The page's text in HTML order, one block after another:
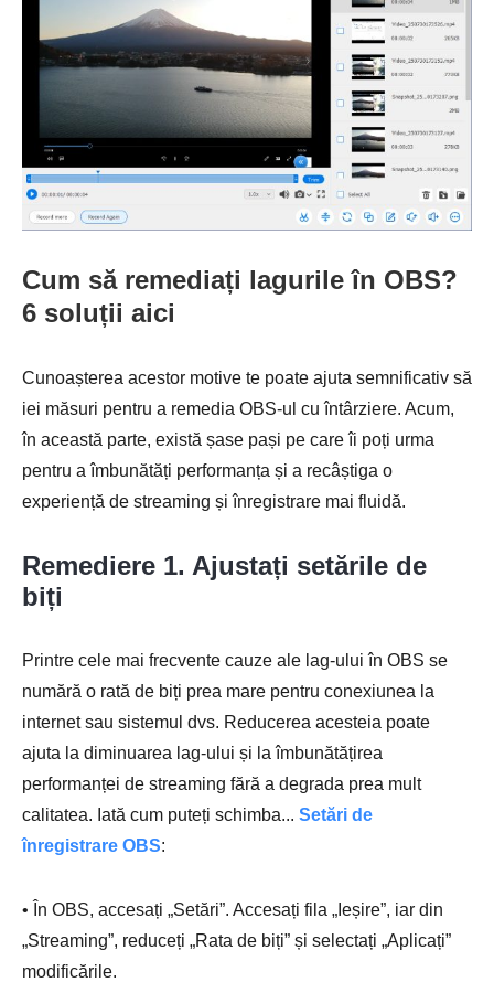
Cum să remediați lagurile în OBS?
6 soluții aici
Cunoașterea acestor motive te poate ajuta semnificativ să
iei măsuri pentru a remedia OBS-ul cu întârziere. Acum,
în această parte, există șase pași pe care îi poți urma
pentru a îmbunătăți performanța și a recâștiga o
experiență de streaming și înregistrare mai fluidă.
Remediere 1. Ajustați setările de
biți
Printre cele mai frecvente cauze ale lag-ului în OBS se
numără o rată de biți prea mare pentru conexiunea la
internet sau sistemul dvs. Reducerea acesteia poate
ajuta la diminuarea lag-ului și la îmbunătățirea
performanței de streaming fără a degrada prea mult
calitatea. Iată cum puteți schimba... Setări de
înregistrare OBS:
• În OBS, accesați „Setări”. Accesați fila „Ieșire”, iar din
„Streaming”, reduceți „Rata de biți” și selectați „Aplicați”
modificările.